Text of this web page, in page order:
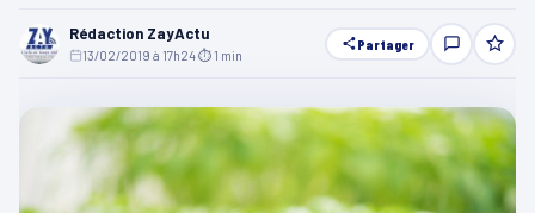
Rédaction ZayActu
13/02/2019 à 17h24⏱ 1 min
Partager